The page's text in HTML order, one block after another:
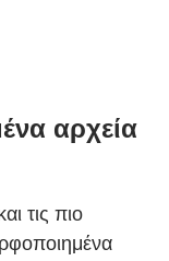
αρχεία
τις πιο